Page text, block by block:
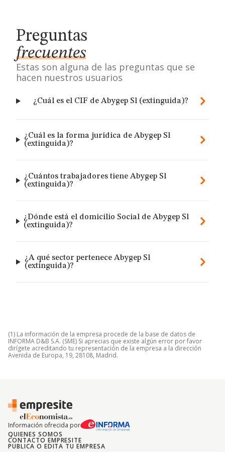
Preguntas
frecuentes
Estas son alguna de las preguntas que se
hacen nuestros usuarios
¿Cuál es el CIF de Abygep Sl (extinguida)?
¿Cuál es la forma jurídica de Abygep Sl
(extinguida)?
¿Cuántos trabajadores tiene Abygep Sl
(extinguida)?
¿Dónde está el domicilio Social de Abygep Sl
(extinguida)?
¿A qué sector pertenece Abygep Sl
(extinguida)?
(1) La información de la empresa procede de la base de datos de
INFORMA D&B S.A. (SME) Si aprecias que existe algún error por favor
dirígete acreditando tu representación de la empresa a la dirección
Avenida de Europa, 19, 28108, Madrid.
Información ofrecida por
QUIENES SOMOS
CONTACTO EMPRESITE
PUBLICA O EDITA TU EMPRESA